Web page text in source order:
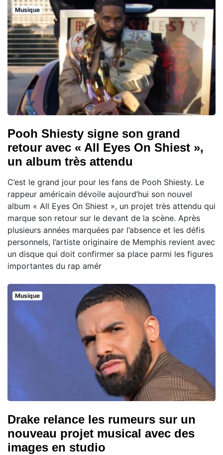
Musique
Pooh Shiesty signe son grand
retour avec « All Eyes On Shiest »,
un album très attendu
C’est le grand jour pour les fans de Pooh Shiesty. Le
rappeur américain dévoile aujourd’hui son nouvel
album « All Eyes On Shiest », un projet très attendu qui
marque son retour sur le devant de la scène. Après
plusieurs années marquées par l’absence et les défis
personnels, l’artiste originaire de Memphis revient avec
un disque qui doit confirmer sa place parmi les figures
importantes du rap amér
Musique
Drake relance les rumeurs sur un
nouveau projet musical avec des
images en studio